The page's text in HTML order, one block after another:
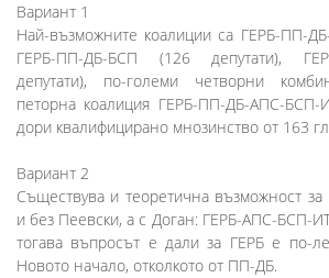
Вариант 1
Най-възможните коалиции са ГЕРБ-ПП-
ГЕРБ-ПП-ДБ-БСП (126 депутати),
депутати), по-големи четворни
петорна коалиция ГЕРБ-ПП-ДБ-АПС-БСП-
дори квалифицирано мнозинство от 163
Вариант 2
Съществува и теоретична възможност
и без Пеевски, а с Доган: ГЕРБ-АПС-БСП-
тогава въпросът е дали за ГЕРБ е по-
Новото начало, отколкото от ПП-ДБ.